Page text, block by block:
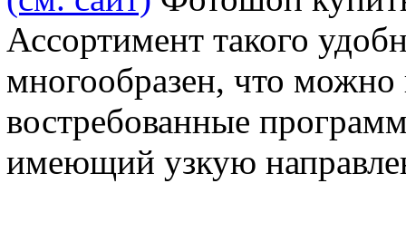
Ассортимент такого
многообразен, что можно
востребованные
имеющий узкую